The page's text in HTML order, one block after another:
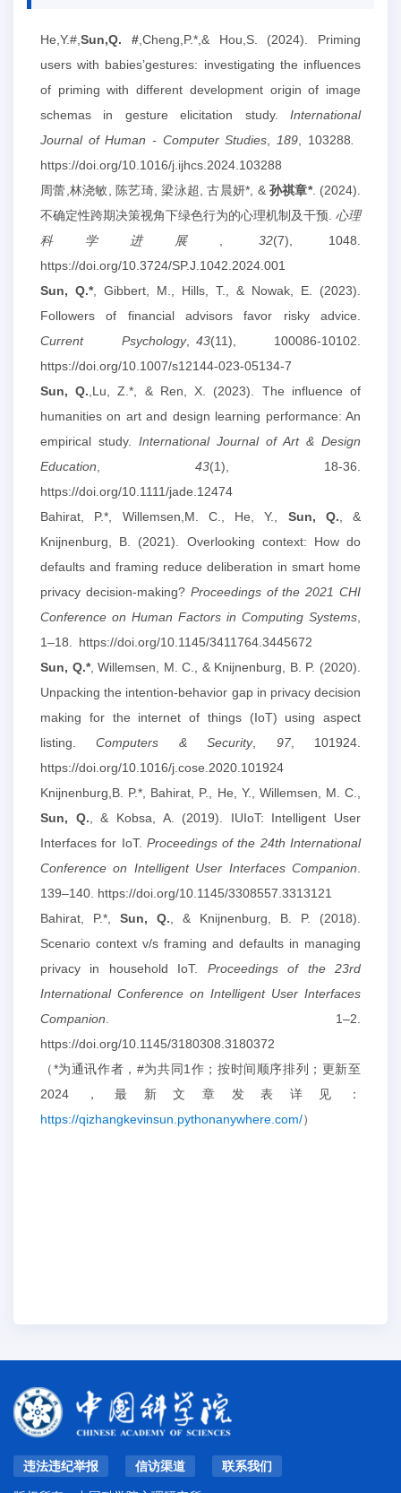
He,Y.#, Sun,Q. #,Cheng,P.*,& Hou,S. (2024). Priming
users with babies’gestures: investigating the influences
of priming with different development origin of image
schemas in gesture elicitation study. International
Journal of Human - Computer Studies
189 , 103288
https://doi.org/10.1016/j.ijhcs.2024.103288
周蕾,林浇敏, 陈艺琦, 梁泳超, 古晨妍*, & 孙祺章*. (2024).
不确定性跨期决策视角下绿色行为的心理机制及干预. 心理
科学进展
32(7), 1048.
https://doi.org/10.3724/SP.J.1042.2024.001
Sun, Q.*, Gibbert, M., Hills, T., & Nowak, E. (2023).
Followers of financial advisors favor risky advice.
Current Psychology, 43(11), 100086-10102.
https://doi.org/10.1007/s12144-023-05134-7
Sun, Q. ,Lu, Z.*, & Ren, X. (2023). The influence of
humanities on art and design learning performance: An
empirical study. International Journal of Art & Design
Education
43(1), 18-36.
https://doi.org/10.1111/jade.12474
Bahirat, P.*, Willemsen,M. C., He, Y., Sun, Q. , &
Knijnenburg, B. (2021). Overlooking context: How do
defaults and framing reduce deliberation in smart home
privacy decision-making? Proceedings of the 2021 CHI
Conference on Human Factors in Computing Systems
1–18. https://doi.org/10.1145/3411764.3445672
Sun, Q.*, Willemsen, M. C., & Knijnenburg, B. P. (2020).
Unpacking the intention-behavior gap in privacy decision
making for the internet of things (IoT) using aspect
listing.Computers & Security, 97, 101924.
https://doi.org/10.1016/j.cose.2020.101924
Knijnenburg,B. P.*, Bahirat, P., He, Y., Willemsen, M. C.,
Sun, Q. , & Kobsa, A. (2019). IUIoT: Intelligent User
Interfaces for IoT. Proceedings of the 24th International
Conference on Intelligent User Interfaces Companion
139–140. https://doi.org/10.1145/3308557.3313121
Bahirat, P.*, Sun, Q. , & Knijnenburg, B. P. (2018).
Scenario context v/s framing and defaults in managing
privacy in household IoT. Proceedings of the 23rd
International Conference on Intelligent User Interfaces
Companion . 1–2.
https://doi.org/10.1145/3180308.3180372
（*为通讯作者，#为共同1作；按时间顺序排列；更新至
2024，最新文章发表详见：
https://qizhangkevinsun.pythonanywhere.com/）
违法违纪举报 信访渠道 联系我们